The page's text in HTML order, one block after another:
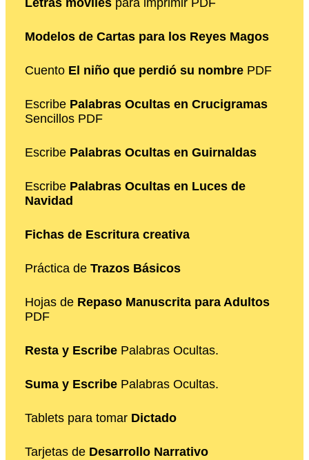
Letras móviles para imprimir PDF
Modelos de Cartas para los Reyes Magos
Cuento El niño que perdió su nombre PDF
Escribe Palabras Ocultas en Crucigramas
Sencillos PDF
Escribe Palabras Ocultas en Guirnaldas
Escribe Palabras Ocultas en Luces de
Navidad
Fichas de Escritura creativa
Práctica de Trazos Básicos
Hojas de Repaso Manuscrita para Adultos
PDF
Resta y Escribe Palabras Ocultas.
Suma y Escribe Palabras Ocultas.
Tablets para tomar Dictado
Tarjetas de Desarrollo Narrativo